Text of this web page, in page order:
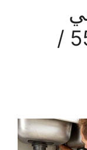
القرين / 55850065 /